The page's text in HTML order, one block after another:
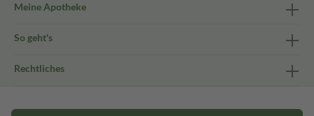
Meine Apotheke
So geht's
Rechtliches